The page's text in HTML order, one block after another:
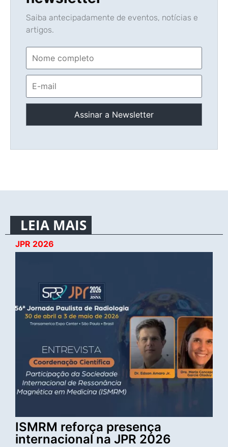
Saiba antecipadamente de eventos, notícias e
artigos.
LEIA MAIS
JPR 2026
ISMRM reforça presença
internacional na JPR 2026